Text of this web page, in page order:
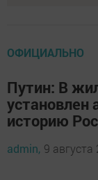
ОФИЦИАЛЬНО
Путин: В
установлен
историю
admin, 9 августа